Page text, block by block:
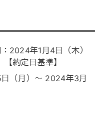
2024年1月4日（木）
約定日基準】
（月）～ 2024年3月